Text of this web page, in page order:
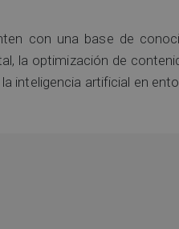
con una base de
la optimización de
inteligencia artificial en